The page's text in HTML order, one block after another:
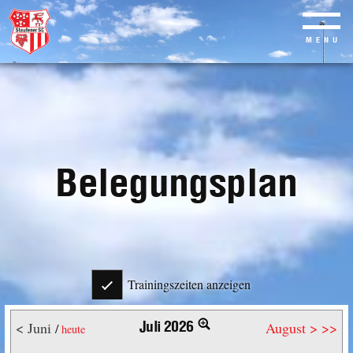
Skip
to
MENU
Belegungsplan
Trainingszeiten anzeigen
< Juni/heute Juli 2026 August > >>